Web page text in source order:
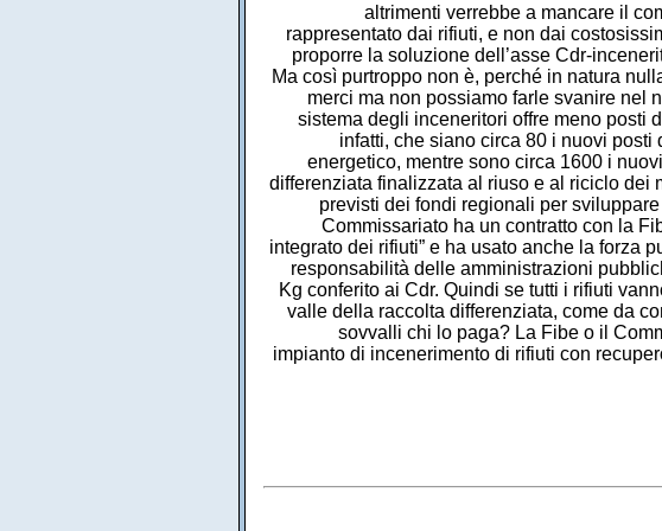
altrimenti verrebbe a mancare il
rappresentato dai rifiuti, e non dai
proporre la soluzione dell’asse Cdr-
Ma così purtroppo non è, perché in natura
merci ma non possiamo farle svanire nel
sistema degli inceneritori offre meno posti
infatti, che siano circa 80 i nuovi
energetico, mentre sono circa 1600 i
differenziata finalizzata al riuso e al riciclo dei
previsti dei fondi regionali per
Commissariato ha un contratto con la
integrato dei rifiuti” e ha usato anche la forza
responsabilità delle amministrazioni
Kg conferito ai Cdr. Quindi se tutti i rifiuti
valle della raccolta differenziata, come da
sovvalli chi lo paga? La Fibe o il
impianto di incenerimento di rifiuti con